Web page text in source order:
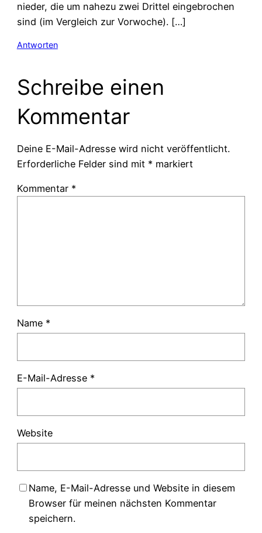
nieder, die um nahezu zwei Drittel eingebrochen
sind (im Vergleich zur Vorwoche). […]
Antworten
Schreibe einen
Kommentar
Deine E-Mail-Adresse wird nicht veröffentlicht.
Erforderliche Felder sind mit * markiert
Kommentar *
Name *
E-Mail-Adresse *
Website
Name, E-Mail-Adresse und Website in diesem
Browser für meinen nächsten Kommentar
speichern.